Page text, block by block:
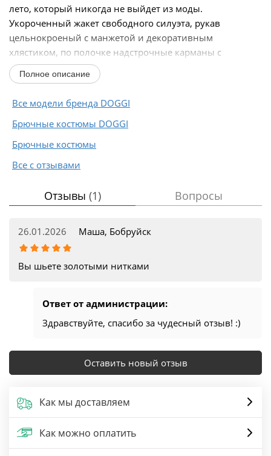
лето, который никогда не выйдет из моды.
Укороченный жакет свободного силуэта, рукав
цельнокроеный с манжетой и декоративным
хлястиком, по полочке надстрочные карманы с
боковым входом, по низу...
Полное описание
Все модели бренда DOGGI
Брючные костюмы DOGGI
Брючные костюмы
Все с отзывами
Отзывы (1) Вопросы
26.01.2026 Маша, Бобруйск
Вы шьете золотыми нитками
Ответ от администрации:
Здравствуйте, спасибо за чудесный отзыв! :)
Оставить новый отзыв
Как мы доставляем
Как можно оплатить